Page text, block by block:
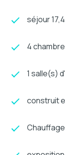
séjour
4
1 salle(s)
construit